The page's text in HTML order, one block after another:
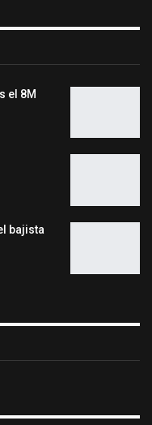
el 8M
bajista